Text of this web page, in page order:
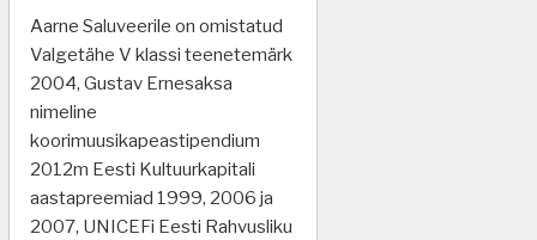
Aarne Saluveerile on omistatud
Valgetähe V klassi teenetemärk
2004, Gustav Ernesaksa
nimeline
koorimuusikapeastipendium
2012m Eesti Kultuurkapitali
aastapreemiad 1999, 2006 ja
2007, UNICEFi Eesti Rahvusliku